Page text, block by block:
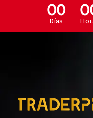
00
Días